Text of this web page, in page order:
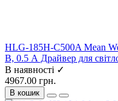
HLG-185H-C500A Mean
В, 0.5 А Драйвер для
В наявності ✓
4967.00 грн.
В кошик